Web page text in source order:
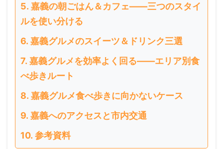
嘉義の朝ごはん＆カフェ——三つのスタイ
ルを使い分ける
嘉義グルメのスイーツ＆ドリンク三選
嘉義グルメを効率よく回る——エリア別食
べ歩きルート
嘉義グルメ食べ歩きに向かないケース
嘉義へのアクセスと市内交通
参考資料